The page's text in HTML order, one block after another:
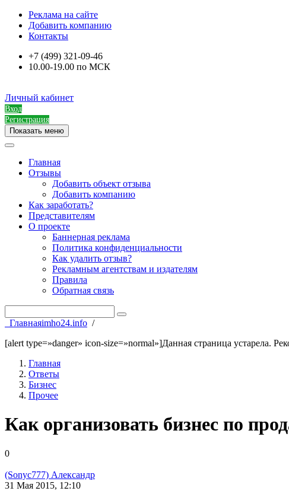
Реклама на сайте
Добавить компанию
Контакты
+7 (499) 321-09-46
10.00-19.00 по МСК
Личный кабинет
Вход
Регистрация
Показать меню
Главная
Отзывы
Добавить объект отзыва
Добавить компанию
Как заработать?
Представителям
О проекте
Баннерная реклама
Политика конфиденциальности
Как удалить отзыв?
Рекламным агентствам и издателям
Правила
Обратная связь
Главнаяimho24.info /
[alert type=»danger» icon-size=»normal»]Данная страница устарела.
Главная
Ответы
Бизнес
Прочее
Как организовать бизнес по
0
(Sonyc777) Александр
31 Мая 2015, 12:10